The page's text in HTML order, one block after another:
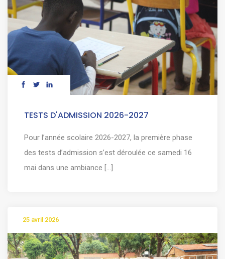
TESTS D'ADMISSION 2026-2027
Pour l’année scolaire 2026-2027, la première phase
des tests d’admission s’est déroulée ce samedi 16
mai dans une ambiance [...]
25 avril 2026